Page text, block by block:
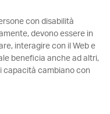
con disabilità
devono essere in
interagire con il Web e
beneficia anche ad altri,
capacità cambiano con